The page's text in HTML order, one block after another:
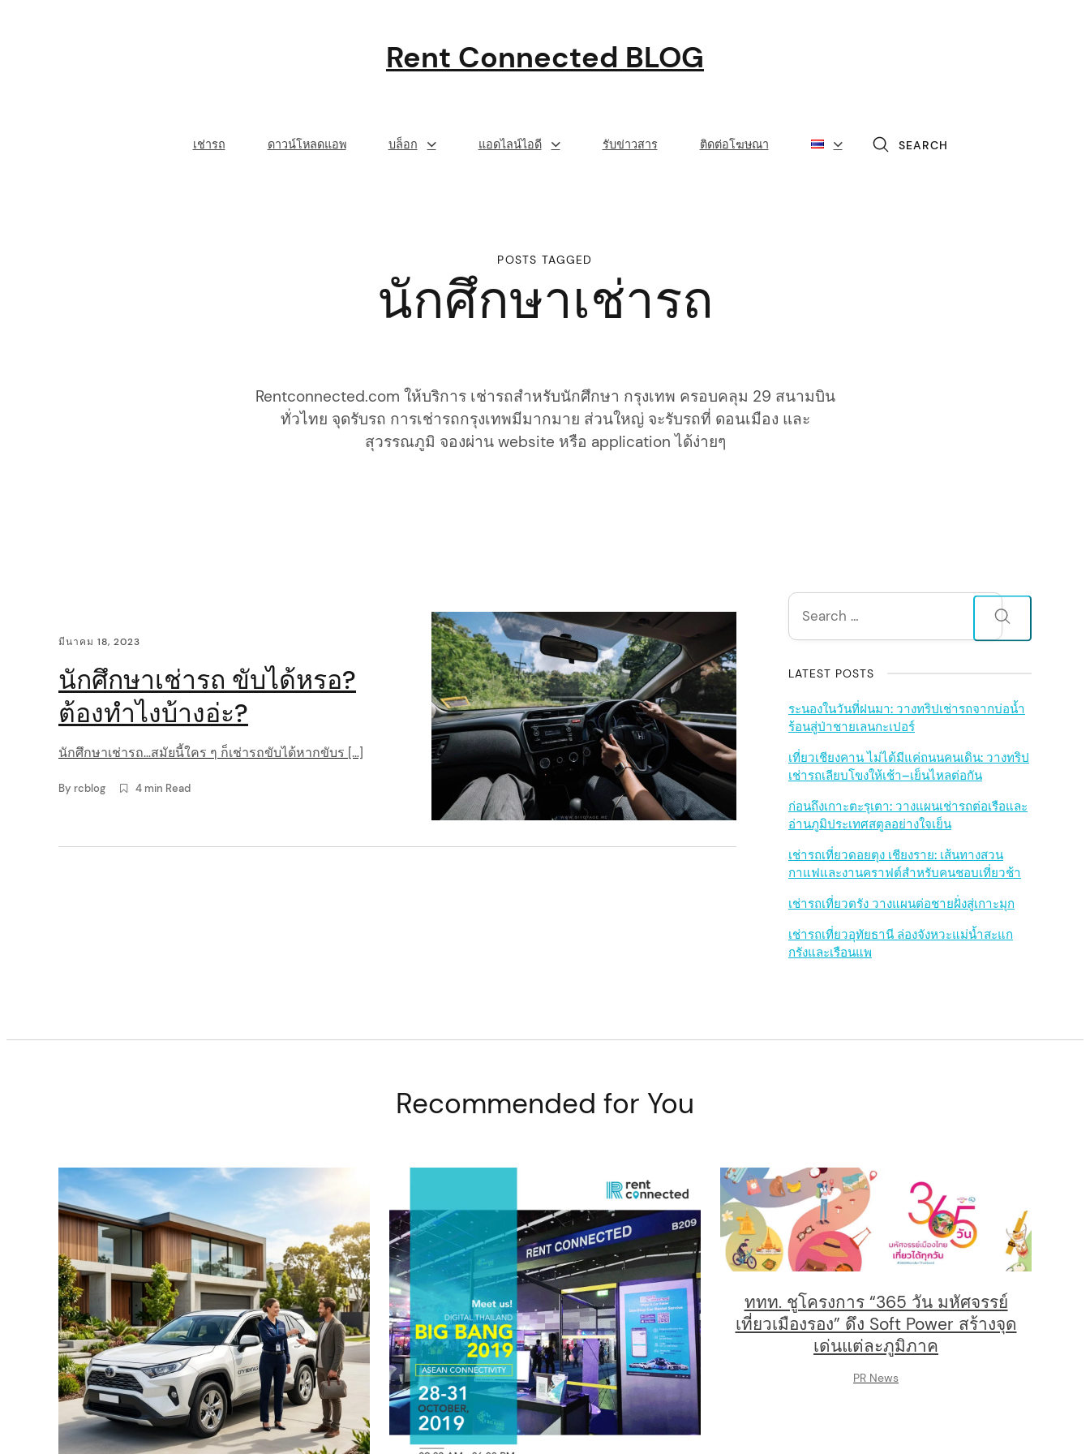
Rent Connected BLOG
เช่ารถ ดาวน์โหลดแอพ บล็อก แอดไลน์ไอดี รับข่าวสาร ติดต่อโฆษณา SEARCH
POSTS TAGGED
นักศึกษาเช่ารถ
Rentconnected.com ให้บริการ เช่ารถสำหรับนักศึกษา กรุงเทพ ครอบคลุม 29 สนามบิน
ทั่วไทย จุดรับรถ การเช่ารถกรุงเทพมีมากมาย ส่วนใหญ่ จะรับรถที่ ดอนเมือง และ
สุวรรณภูมิ จองผ่าน website หรือ application ได้ง่ายๆ
C
o
n
t
e
t
มีนาคม 18, 2023
นักศึกษาเช่ารถ ขับได้หรอ?
ต้องทำไงบ้างอ่ะ?
นักศึกษาเช่ารถ…สมัยนี้ใคร ๆ ก็เช่ารถขับได้หากขับร […]
By rcblog 4 min Read
S
i
d
e
b
a
r
Search
for:
LATEST POSTS
ระนองในวันที่ฝนมา: วางทริปเช่ารถจากบ่อน้ำ
ร้อนสู่ป่าชายเลนกะเปอร์
เที่ยวเชียงคาน ไม่ได้มีแค่ถนนคนเดิน: วางทริป
เช่ารถเลียบโขงให้เช้า–เย็นไหลต่อกัน
ก่อนถึงเกาะตะรุเตา: วางแผนเช่ารถต่อเรือและ
อ่านภูมิประเทศสตูลอย่างใจเย็น
เช่ารถเที่ยวดอยตุง เชียงราย: เส้นทางสวน
กาแฟและงานคราฟต์สำหรับคนชอบเที่ยวช้า
เช่ารถเที่ยวตรัง วางแผนต่อชายฝั่งสู่เกาะมุก
เช่ารถเที่ยวอุทัยธานี ล่องจังหวะแม่น้ำสะแก
กรังและเรือนแพ
Recommended for You
ททท. ชูโครงการ “365 วัน มหัศจรรย์
เที่ยวเมืองรอง” ดึง Soft Power สร้างจุด
เด่นแต่ละภูมิภาค
PR News